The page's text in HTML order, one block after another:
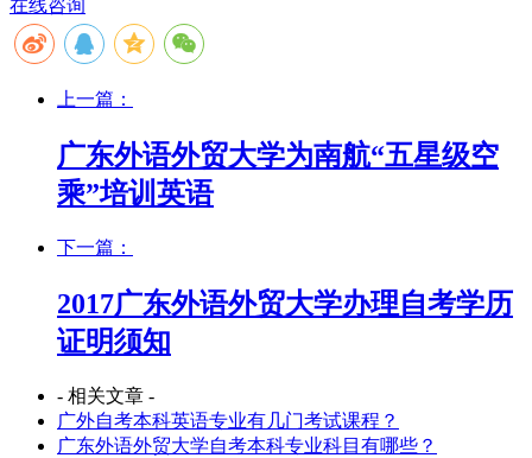
在线咨询
上一篇：
广东外语外贸大学为南航“五星级空
乘”培训英语
下一篇：
2017广东外语外贸大学办理自考学历
证明须知
- 相关文章 -
广外自考本科英语专业有几门考试课程？
广东外语外贸大学自考本科专业科目有哪些？